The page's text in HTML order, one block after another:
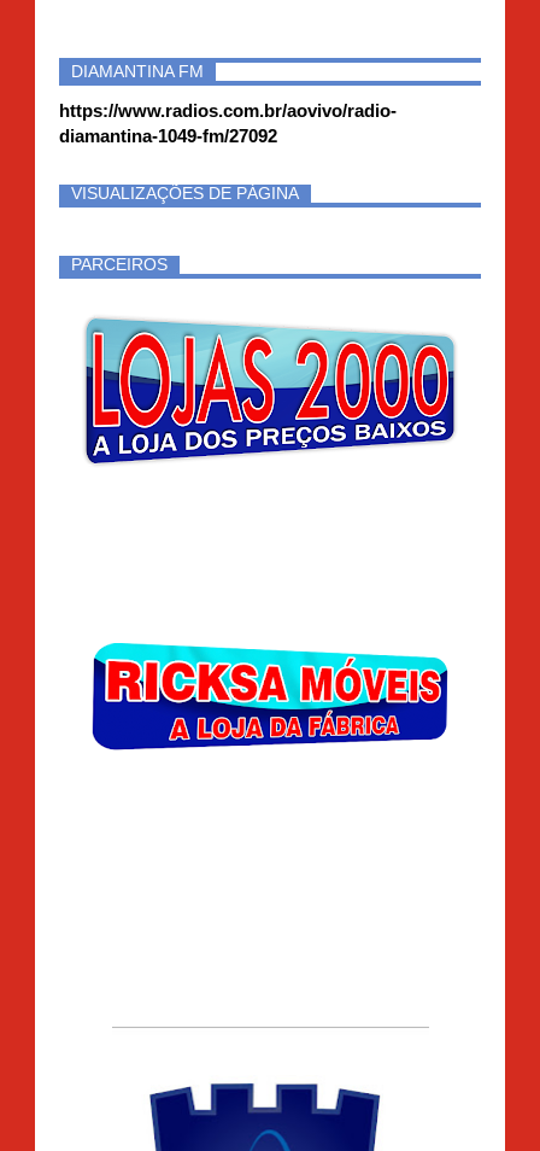
DIAMANTINA FM
https://www.radios.com.br/aovivo/radio-
diamantina-1049-fm/27092
VISUALIZAÇÕES DE PÁGINA
PARCEIROS